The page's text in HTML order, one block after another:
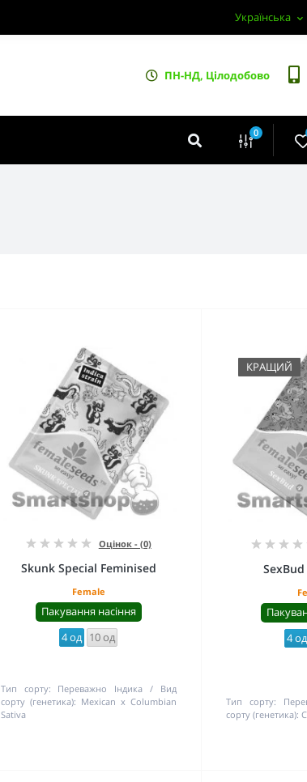
Українська
ПН-НД, Цілодобово
0
Оцінок - (0)
Skunk Special Feminised
Female
Пакування насіння
4 од 10 од
Тип сорту: Переважно Індика
Вид
сорту (генетика): Mexican x Columbian
Sativa
КРАЩИЙ
4 од
Тип сорту:
сорту (генетика):